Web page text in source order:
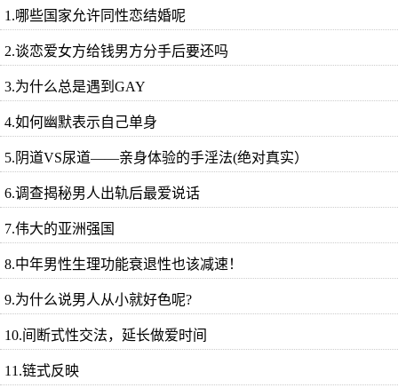
1.哪些国家允许同性恋结婚呢
2.谈恋爱女方给钱男方分手后要还吗
3.为什么总是遇到GAY
4.如何幽默表示自己单身
5.阴道VS尿道——亲身体验的手淫法(绝对真实）
6.调查揭秘男人出轨后最爱说话
7.伟大的亚洲强国
8.中年男性生理功能衰退性也该减速！
9.为什么说男人从小就好色呢?
10.间断式性交法，延长做爱时间
11.链式反映